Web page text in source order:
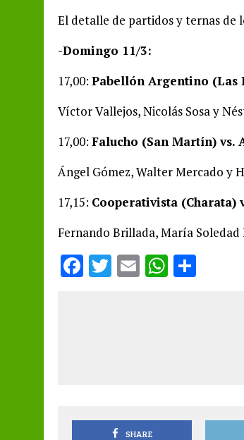
El detalle de partidos y ternas de
-Domingo 11/3:
17,00: Pabellón Argentino (Las
Víctor Vallejos, Nicolás Sosa y
17,00: Falucho (San Martín) vs.
Ángel Gómez, Walter Mercado y
17,15: Cooperativista (Charata)
Fernando Brillada, María Soledad
F T E W
SHARE